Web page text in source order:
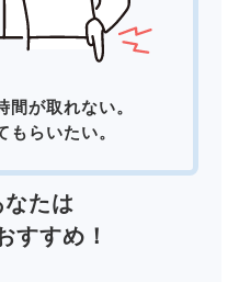
間が取れない。
もらいたい。
たは
すすめ！